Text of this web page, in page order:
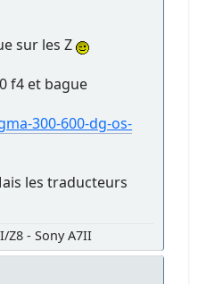
sur les Z
f4 et bague
300-600-dg-os-
les traducteurs
Z8 - Sony A7II